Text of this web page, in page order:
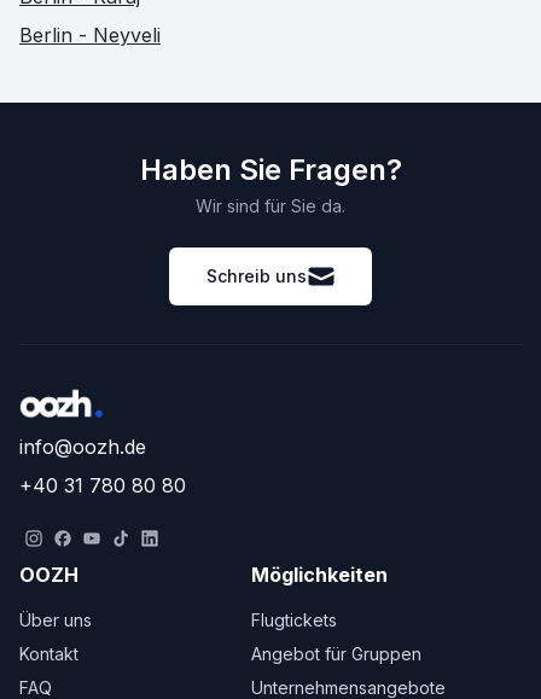
Berlin - Neyveli
Haben Sie Fragen?
Wir sind für Sie da.
Schreib uns
info@oozh.de
+40 31 780 80 80
OOZH
Über uns
Kontakt
FAQ
Möglichkeiten
Flugtickets
Angebot für Gruppen
Unternehmensangebote